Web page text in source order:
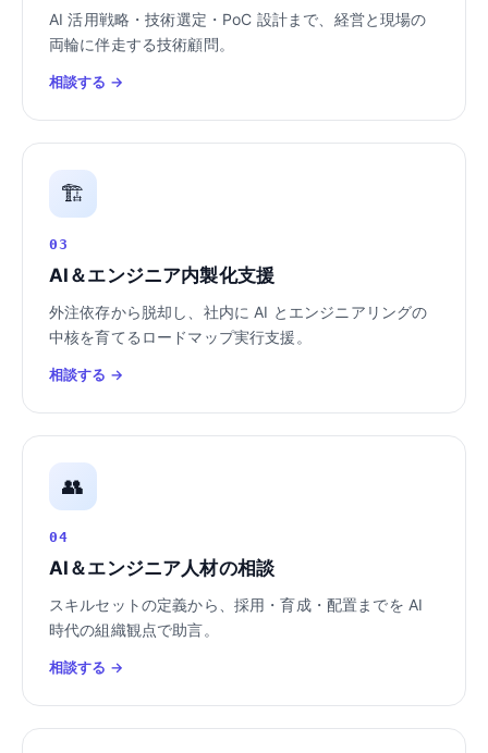
AI 活用戦略・技術選定・PoC 設計まで、経営と現場の
両輪に伴走する技術顧問。
相談する →
🏗️
03
AI＆エンジニア内製化支援
外注依存から脱却し、社内に AI とエンジニアリングの
中核を育てるロードマップ実行支援。
相談する →
👥
04
AI＆エンジニア人材の相談
スキルセットの定義から、採用・育成・配置までを AI
時代の組織観点で助言。
相談する →